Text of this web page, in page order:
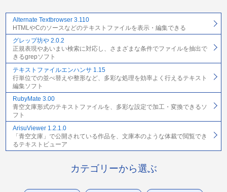
Alternate Textbrowser 3.110
HTMLやCのソースなどのテキストファイルを表示・編集できる
グレップ坊や 2.0.2
正規表現やあいまい検索に対応し、さまざまな条件でファイルを抽出で
きるgrepソフト
テキストファイルエンハンサ 1.15
行単位での並べ替えや整形など、多彩な処理を効率よく行えるテキスト
編集ソフト
RubyMate 3.00
青空文庫形式のテキストファイルを、多彩な設定で加工・変換できるソ
フト
ArisuViewer 1.2.1.0
「青空文庫」で公開されている作品を、文庫本のような体裁で閲覧でき
るテキストビューア
カテゴリーから選ぶ